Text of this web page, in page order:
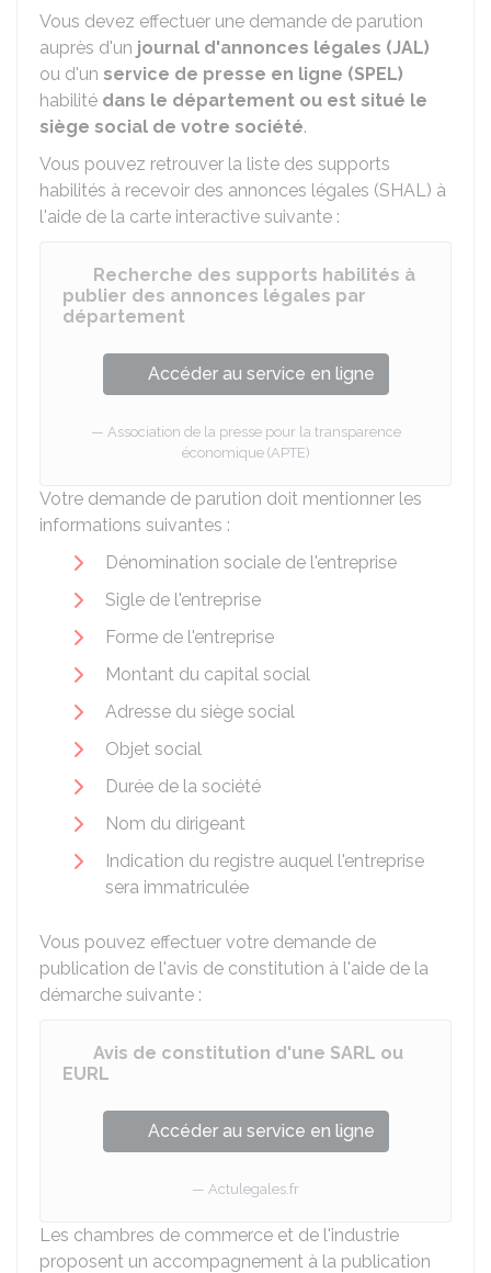
Vous devez effectuer une demande de parution
auprès d'un journal d'annonces légales (JAL)
ou d'un service de presse en ligne (SPEL)
habilité dans le département ou est situé le
siège social de votre société.
Vous pouvez retrouver la liste des supports
habilités à recevoir des annonces légales (SHAL) à
l'aide de la carte interactive suivante :
Recherche des supports habilités à
publier des annonces légales par
département
Accéder au service en ligne
Association de la presse pour la transparence
économique (APTE)
Votre demande de parution doit mentionner les
informations suivantes :
Dénomination sociale de l'entreprise
Sigle de l'entreprise
Forme de l'entreprise
Montant du capital social
Adresse du siège social
Objet social
Durée de la société
Nom du dirigeant
Indication du registre auquel l'entreprise
sera immatriculée
Vous pouvez effectuer votre demande de
publication de l'avis de constitution à l'aide de la
démarche suivante :
Avis de constitution d'une SARL ou
EURL
Accéder au service en ligne
Actulegales.fr
Les chambres de commerce et de l'industrie
proposent un accompagnement à la publication